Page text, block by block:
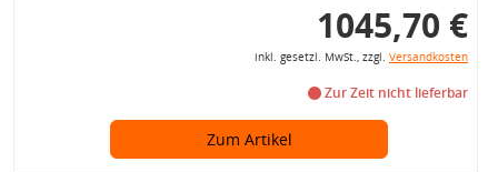
1045,70 €
inkl. gesetzl. MwSt., zzgl. Versandkosten
Zur Zeit nicht lieferbar
Zum Artikel